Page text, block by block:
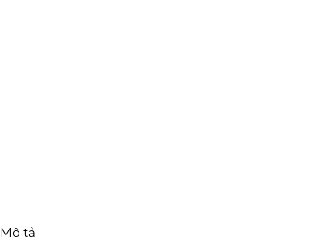
Mô tả